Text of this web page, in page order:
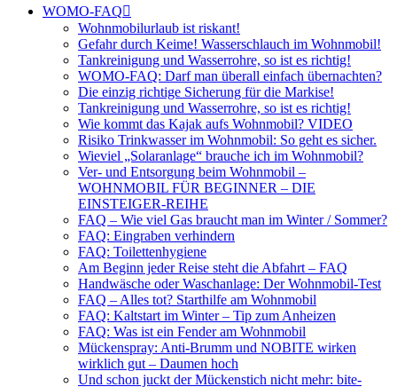
WOMO-FAQ
Wohnmobilurlaub ist riskant!
Gefahr durch Keime! Wasserschlauch im Wohnmobil!
Tankreinigung und Wasserrohre, so ist es richtig!
WOMO-FAQ: Darf man überall einfach übernachten?
Die einzig richtige Sicherung für die Markise!
Tankreinigung und Wasserrohre, so ist es richtig!
Wie kommt das Kajak aufs Wohnmobil? VIDEO
Risiko Trinkwasser im Wohnmobil: So geht es sicher.
Wieviel „Solaranlage“ brauche ich im Wohnmobil?
Ver- und Entsorgung beim Wohnmobil –
WOHNMOBIL FÜR BEGINNER – DIE
EINSTEIGER-REIHE
FAQ – Wie viel Gas braucht man im Winter / Sommer?
FAQ: Eingraben verhindern
FAQ: Toilettenhygiene
Am Beginn jeder Reise steht die Abfahrt – FAQ
Handwäsche oder Waschanlage: Der Wohnmobil-Test
FAQ – Alles tot? Starthilfe am Wohnmobil
FAQ: Kaltstart im Winter – Tip zum Anheizen
FAQ: Was ist ein Fender am Wohnmobil
Mückenspray: Anti-Brumm und NOBITE wirken
wirklich gut – Daumen hoch
Und schon juckt der Mückenstich nicht mehr: bite-